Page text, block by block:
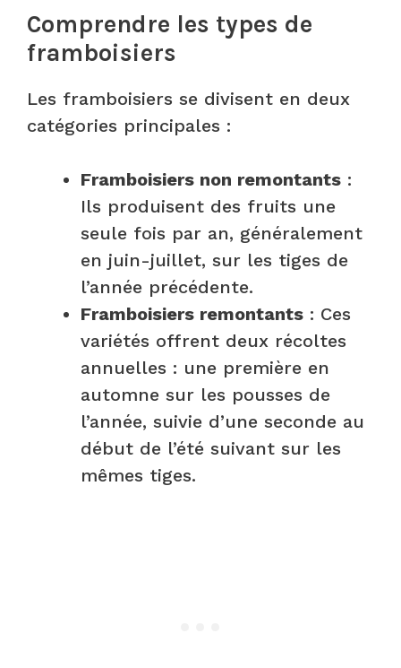
Comprendre les types de
framboisiers
Les framboisiers se divisent en deux
catégories principales :
Framboisiers non remontants :
Ils produisent des fruits une
seule fois par an, généralement
en juin-juillet, sur les tiges de
l’année précédente.
Framboisiers remontants : Ces
variétés offrent deux récoltes
annuelles : une première en
automne sur les pousses de
l’année, suivie d’une seconde au
début de l’été suivant sur les
mêmes tiges.